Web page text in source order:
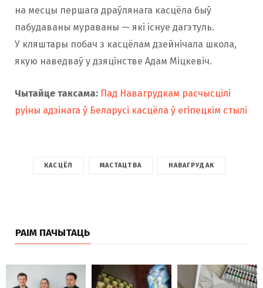
на месцы першага драўлянага касцёла быў
пабудаваны мураваны — які існуе дагэтуль.
У кляштары побач з касцёлам дзейнічала школа,
якую наведваў у дзяцінстве Адам Міцкевіч.
Чытайце таксама: Пад Навагрудкам расчысцілі
руіны адзінага ў Беларусі касцёла ў егіпецкім стылі
КАСЦЁЛ МАСТАЦТВА НАВАГРУДАК
РАІМ ПАЧЫТАЦЬ